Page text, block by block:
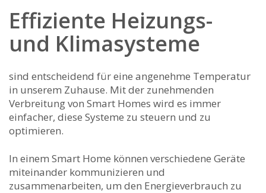
Effiziente ⁤Heizungs-
und Klimasysteme
sind entscheidend für eine angenehme Temperatur
⁣in unserem ‍Zuhause. Mit der zunehmenden⁤
Verbreitung von Smart ⁣Homes​ wird es ​immer
einfacher, diese Systeme zu steuern und zu
optimieren.
In⁤ einem Smart Home können verschiedene Geräte‍
miteinander⁣ kommunizieren und⁢
zusammenarbeiten, um den ⁢Energieverbrauch zu